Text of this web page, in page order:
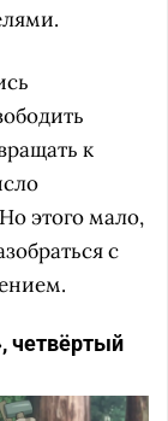
к
этого мало,
с
четвёртый